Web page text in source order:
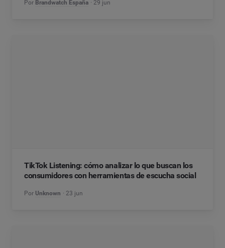
Por Brandwatch España 29 jun
TikTok Listening: cómo analizar lo que buscan los
consumidores con herramientas de escucha social
Por Unknown 23 jun